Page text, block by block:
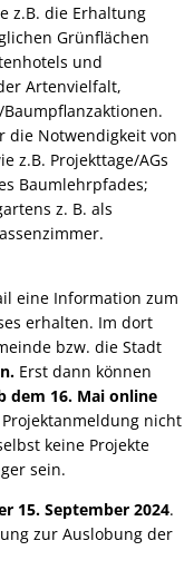
z.B. die Erhaltung
Grünflächen
und
Artenvielfalt,
die Notwendigkeit von
z.B. Projekttage/AGs
Baumlehrpfades;
z. B. als
eine Information zum
erhalten. Im dort
bzw. die Stadt
Erst dann können
dem 16. Mai online
nicht
keine Projekte
sein.
15. September 2024.
zur Auslobung der